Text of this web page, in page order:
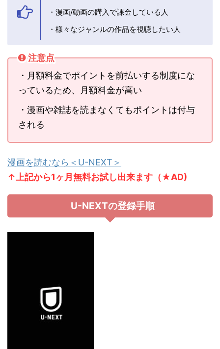
・漫画/動画の購入で課金している人
・様々なジャンルの作品を視聴したい人
注意点
・月額料金でポイントを前払いする制度にな
っているため、月額料金が高い
・漫画や雑誌を読まなくてもポイントは付与
される
漫画を読むなら＜U-NEXT＞
↑上記から1ヶ月無料お試し出来ます（★AD)
U-NEXTの登録手順